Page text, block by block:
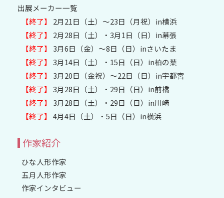
出展メーカー一覧
【終了】
2月21日（土）～23日（月祝）in横浜
【終了】
2月28日（土）・3月1日（日）in幕張
【終了】
3月6日（金）～8日（日）inさいたま
【終了】
3月14日（土）・15日（日）in柏の葉
【終了】
3月20日（金祝）〜22日（日）in宇都宮
【終了】
3月28日（土）・29日（日）in前橋
【終了】
3月28日（土）・29日（日）in川崎
【終了】
4月4日（土）・5日（日）in横浜
作家紹介
ひな人形作家
五月人形作家
作家インタビュー